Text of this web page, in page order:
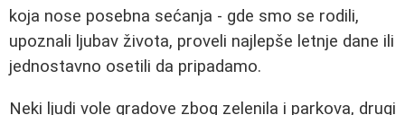
koja nose posebna sećanja - gde smo se rodili,
upoznali ljubav života, proveli najlepše letnje dane ili
jednostavno osetili da pripadamo.
Neki ljudi vole gradove zbog zelenila i parkova, drugi